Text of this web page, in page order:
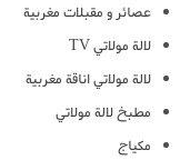
عصائر و مقبلات مغربية
لالة مولاتي TV
لالة مولاتي اناقة مغربية
مطبخ لالة مولاتي
مكياج